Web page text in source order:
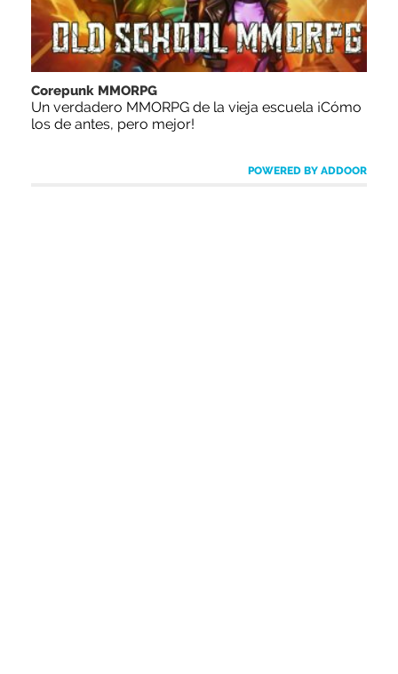
Corepunk MMORPG
Un verdadero MMORPG de la vieja escuela ¡Cómo
los de antes, pero mejor!
POWERED BY ADDOOR